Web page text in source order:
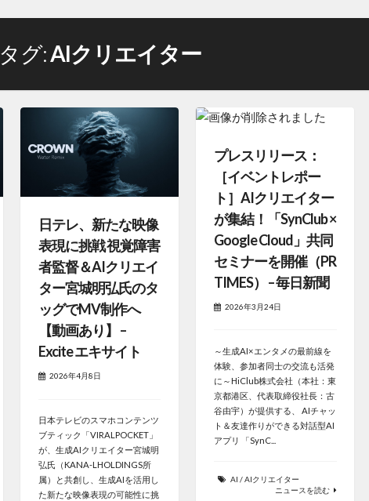
タグ:AIクリエイター
日テレ、新たな映像
表現に挑戦 視覚障害
者監督＆AIクリエイ
ター宮城明弘氏のタ
ッグでMV制作へ
【動画あり】 –
Excite エキサイト
2026年4月8日
日本テレビのスマホコンテンツ
ブティック「VIRALPOCKET」
が、生成AIクリエイター宮城明
弘氏（KANA-LHOLDINGS所
属）と共創し、生成AIを活用し
た新たな映像表現の可能性に挑
プレスリリース：
［イベントレポー
ト］AIクリエイター
が集結！「SynClub ×
Google Cloud」共同
セミナーを開催（PR
TIMES） – 毎日新聞
2026年3月24日
～生成AI×エンタメの最前線を
体験、参加者同士の交流も活発
に～HiClub株式会社（本社：東
京都港区、代表取締役社長：古
谷由宇）が提供する、 AIチャッ
ト＆友達作りができる対話型AI
アプリ 「SynC...
AI /AIクリエイター
ニュースを読む